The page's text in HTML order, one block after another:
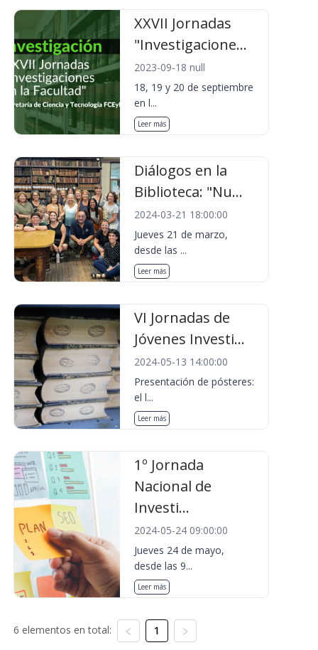
XXVII Jornadas
"Investigacione...
2023-09-18 null
18, 19 y 20 de septiembre
en l...
Leer más
Diálogos en la
Biblioteca: "Nu...
2024-03-21 18:00:00
Jueves 21 de marzo,
desde las ...
Leer más
VI Jornadas de
Jóvenes Investi...
2024-05-13 14:00:00
Presentación de pósteres:
el l...
Leer más
1º Jornada
Nacional de
Investi...
2024-05-24 09:00:00
Jueves 24 de mayo,
desde las 9...
Leer más
6 elementos en total: 1